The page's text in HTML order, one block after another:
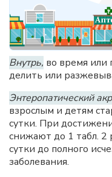
Внутрь, во время или
делить или
Энтеропатический
взрослым и детям
сутки. При
снижают до 1 табл. 2
сутки до полного
заболевания.